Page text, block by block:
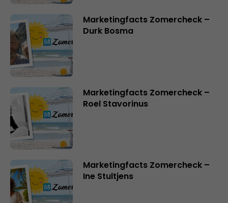
Marketingfacts Zomercheck –
Durk Bosma
Marketingfacts Zomercheck –
Roel Stavorinus
Marketingfacts Zomercheck –
Ine Stultjens